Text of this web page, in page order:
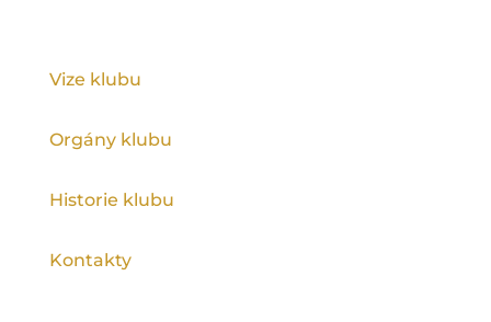
Vize klubu
Orgány klubu
Historie klubu
Kontakty